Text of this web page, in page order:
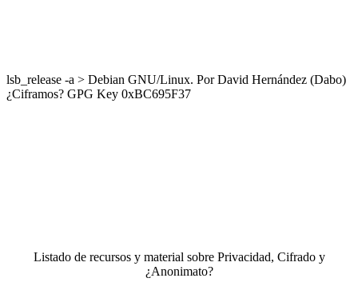
lsb_release -a > Debian GNU/Linux. Por David Hernández (Dabo)
¿Ciframos? GPG Key 0xBC695F37
Listado de recursos y material sobre Privacidad, Cifrado y
¿Anonimato?